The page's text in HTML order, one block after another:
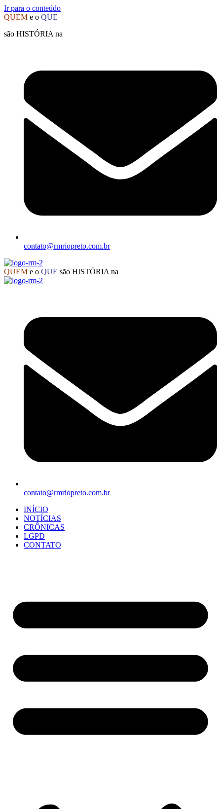
Ir para o conteúdo
QUEM e o QUE
são HISTÓRIA na
contato@rmriopreto.com.br
QUEM e o QUE são HISTÓRIA na
contato@rmriopreto.com.br
INÍCIO
NOTÍCIAS
CRÔNICAS
LGPD
CONTATO